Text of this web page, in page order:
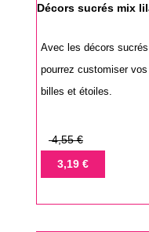
Décors sucrés mix
Avec les décors
pourrez customiser
billes et étoiles.
Prix
base
4,55 €
Prix3,19 €